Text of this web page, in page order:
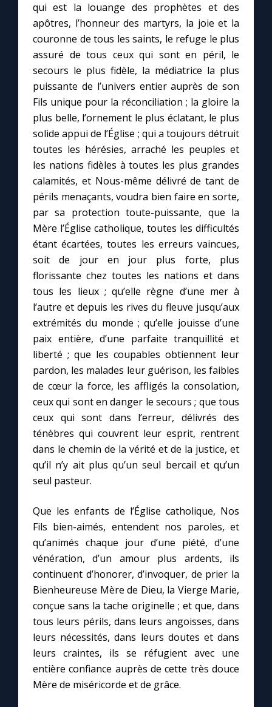
Mes intentions de prière
Une Minute avec Marie
Une neuvaine
À la une
1000 Raisons de Croire
Chapelet pour le monde
Contact
Faire un don
Marie de Nazareth
qui est la louange des prophètes et des
apôtres, l’honneur des martyrs, la joie et la
couronne de tous les saints, le refuge le plus
assuré de tous ceux qui sont en péril, le
secours le plus fidèle, la médiatrice la plus
puissante de l’univers entier auprès de son
Fils unique pour la réconciliation ; la gloire la
plus belle, l’ornement le plus éclatant, le plus
solide appui de l’Église ; qui a toujours détruit
toutes les hérésies, arraché les peuples et
les nations fidèles à toutes les plus grandes
calamités, et Nous-même délivré de tant de
périls menaçants, voudra bien faire en sorte,
par sa protection toute-puissante, que la
Mère l’Église catholique, toutes les difficultés
étant écartées, toutes les erreurs vaincues,
soit de jour en jour plus forte, plus
florissante chez toutes les nations et dans
tous les lieux ; qu’elle règne d’une mer à
l’autre et depuis les rives du fleuve jusqu’aux
extrémités du monde ; qu’elle jouisse d’une
paix entière, d’une parfaite tranquillité et
liberté ; que les coupables obtiennent leur
pardon, les malades leur guérison, les faibles
de cœur la force, les affligés la consolation,
ceux qui sont en danger le secours ; que tous
ceux qui sont dans l’erreur, délivrés des
ténèbres qui couvrent leur esprit, rentrent
dans le chemin de la vérité et de la justice, et
qu’il n’y ait plus qu’un seul bercail et qu’un
seul pasteur.
Que les enfants de l’Église catholique, Nos
Fils bien-aimés, entendent nos paroles, et
qu’animés chaque jour d’une piété, d’une
vénération, d’un amour plus ardents, ils
continuent d’honorer, d’invoquer, de prier la
Bienheureuse Mère de Dieu, la Vierge Marie,
conçue sans la tache originelle ; et que, dans
tous leurs périls, dans leurs angoisses, dans
leurs nécessités, dans leurs doutes et dans
leurs craintes, ils se réfugient avec une
entière confiance auprès de cette très douce
Mère de miséricorde et de grâce.